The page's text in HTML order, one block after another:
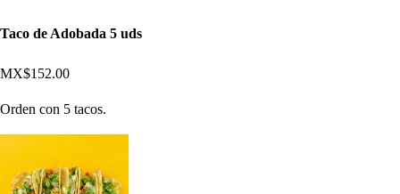
Taco de Adobada 5 uds
MX$152.00
Orden con 5 tacos.